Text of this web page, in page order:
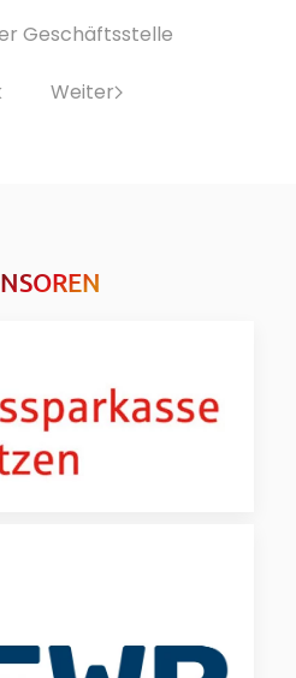
Geschäftsstelle
Weiter